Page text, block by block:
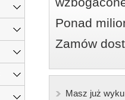
Ponad
Zamów
Masz już